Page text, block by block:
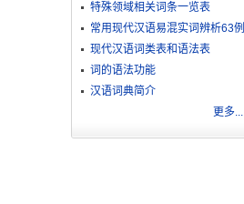
特殊领域相关词条一览表
常用现代汉语易混实词辨析63例
现代汉语词类表和语法表
词的语法功能
汉语词典简介
更多...